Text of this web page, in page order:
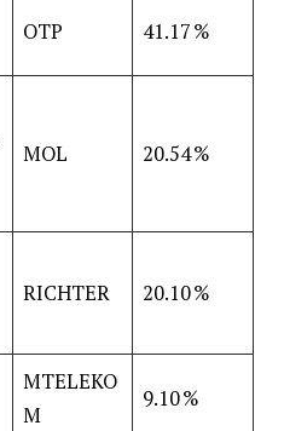
OTP 41.17 %
MOL 20.54 %
RICHTER 20.10 %
MTELEKO
M
9.10 %